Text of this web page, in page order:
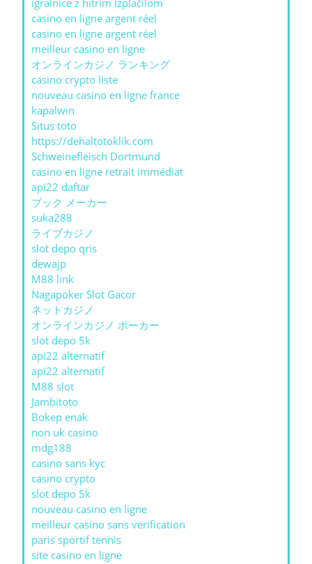
igralnice z hitrim izplačilom
casino en ligne argent réel
casino en ligne argent réel
meilleur casino en ligne
オンラインカジノ ランキング
casino crypto liste
nouveau casino en ligne france
kapalwin
Situs toto
https://dehaltotoklik.com
Schweinefleisch Dortmund
casino en ligne retrait immédiat
api22 daftar
ブック メーカー
suka288
ライブカジノ
slot depo qris
dewajp
M88 link
Nagapoker Slot Gacor
ネットカジノ
オンラインカジノ ポーカー
slot depo 5k
api22 alternatif
api22 alternatif
M88 slot
Jambitoto
Bokep enak
non uk casino
mdg188
casino sans kyc
casino crypto
slot depo 5k
nouveau casino en ligne
meilleur casino sans verification
paris sportif tennis
site casino en ligne